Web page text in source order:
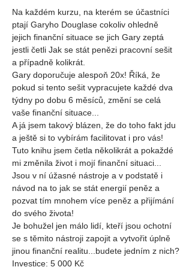
Na každém kurzu, na kterém se účastníci
ptají Garyho Douglase cokoliv ohledně
jejich finanční situace se jich Gary zeptá
jestli četli Jak se stát penězi pracovní sešit
a případně kolikrát.
Gary doporučuje alespoň 20x! Říká, že
pokud si tento sešit vypracujete každé dva
týdny po dobu 6 měsíců, změní se celá
vaše finanční situace...
A já jsem takový blázen, že do toho fakt jdu
a ještě si to vybírám facilitovat i pro vás!
Tuto knihu jsem četla několikrát a pokaždé
mi změnila život i mojí finanční situaci...
Jsou v ní úžasné nástroje a v podstatě i
návod na to jak se stát energií peněz a
pozvat tím mnohem více peněz a přijímání
do svého života!
Je bohužel jen málo lidí, kteří jsou ochotní
se s těmito nástroji zapojit a vytvořit úplně
jinou finanční realitu...budete jedním z nich?
Investice: 5 000 Kč